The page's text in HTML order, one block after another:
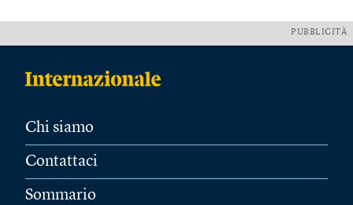
PUBBLICITÀ
Chi siamo
Contattaci
Sommario